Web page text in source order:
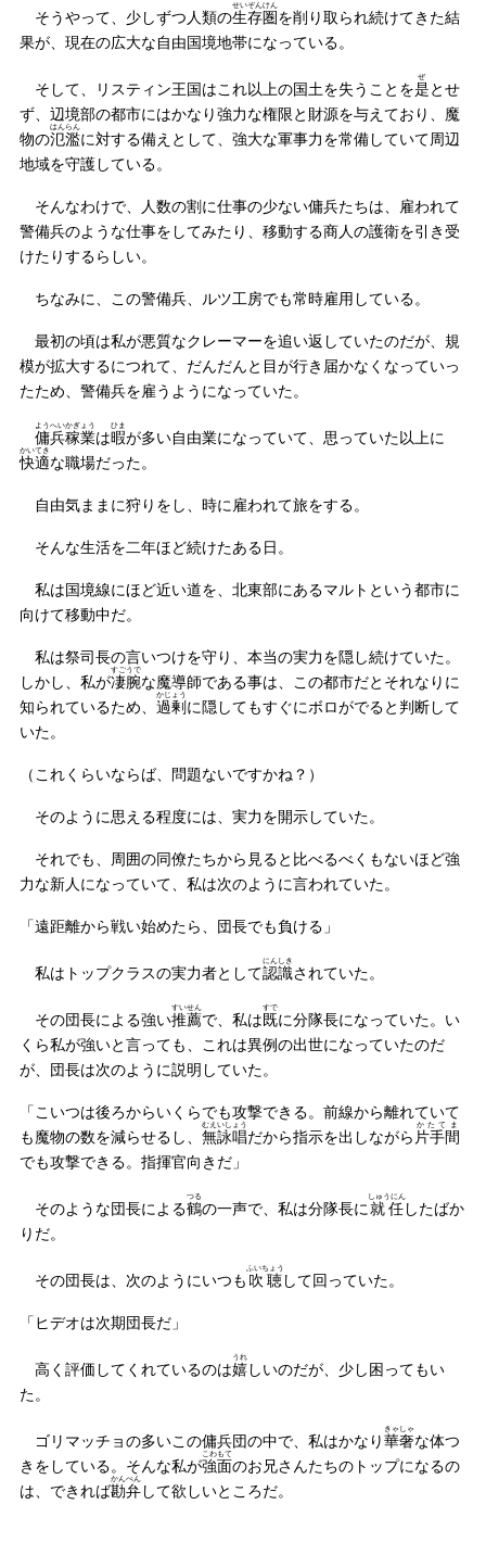
そうやって、少しずつ人類の生存圏
せいぞんけん
を削り取られ続けてきた結
果が、現在の広大な自由国境地帯になっている。
そして、リスティン王国はこれ以上の国土を失うことを是
ぜ
とせ
ず、辺境部の都市にはかなり強力な権限と財源を与えており、魔
物の氾濫
はんらん
に対する備えとして、強大な軍事力を常備していて周辺
地域を守護している。
そんなわけで、人数の割に仕事の少ない傭兵たちは、雇われて
警備兵のような仕事をしてみたり、移動する商人の護衛を引き受
けたりするらしい。
ちなみに、この警備兵、ルツ工房でも常時雇用している。
最初の頃は私が悪質なクレーマーを追い返していたのだが、規
模が拡大するにつれて、だんだんと目が行き届かなくなっていっ
たため、警備兵を雇うようになっていた。
傭兵
ようへい
稼業
かぎょう
は暇
ひま
が多い自由業になっていて、思っていた以上に
快適
かいてき
な職場だった。
自由気ままに狩りをし、時に雇われて旅をする。
そんな生活を二年ほど続けたある日。
私は国境線にほど近い道を、北東部にあるマルトという都市に
向けて移動中だ。
私は祭司長の言いつけを守り、本当の実力を隠し続けていた。
しかし、私が凄腕
すごうで
な魔導師である事は、この都市だとそれなりに
知られているため、 過剰
かじょう
に隠してもすぐにボロがでると判断して
いた。
（これくらいならば、問題ないですかね？）
そのように思える程度には、実力を開示していた。
それでも、周囲の同僚たちから見ると比べるべくもないほど強
力な新人になっていて、私は次のように言われていた。
「遠距離から戦い始めたら、団長でも負ける」
私はトップクラスの実力者として認識
にんしき
されていた。
その団長による強い推薦
すいせん
で、私は既
すで
に分隊長になっていた。い
くら私が強いと言っても、これは異例の出世になっていたのだ
が、団長は次のように説明していた。
「こいつは後ろからいくらでも攻撃できる。前線から離れていて
も魔物の数を減らせるし、 無詠唱
むえいしょう
だから指示を出しながら 片手間
かたてま
でも攻撃できる。指揮官向きだ」
そのような団長による鶴
つる
の一声で、私は分隊長に就任
しゅうにん
したばか
りだ。
その団長は、次のようにいつも 吹聴
ふいちょう
して回っていた。
「ヒデオは次期団長だ」
高く評価してくれているのは嬉
うれ
しいのだが、少し困ってもい
た。
ゴリマッチョの多いこの傭兵団の中で、私はかなり華奢
きゃしゃ
な体つ
きをしている。そんな私が強面
こわもて
のお兄さんたちのトップになるの
は、できれば勘弁
かんべん
して欲しいところだ。